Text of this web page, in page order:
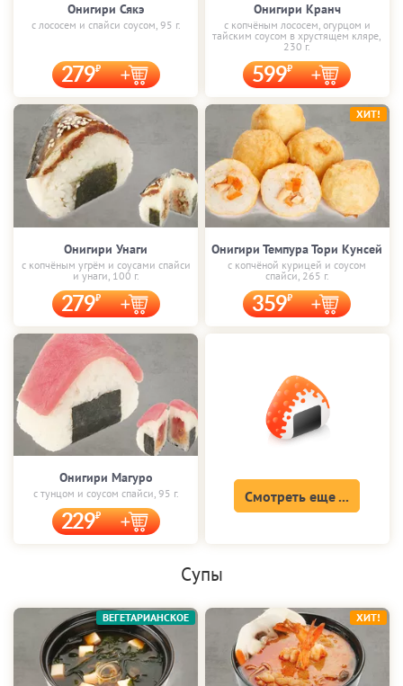
Онигири Сякэ
с лососем и спайси соусом, 95 г.
279
Онигири Кранч
с копчёным лососем, огурцом и
тайским соусом в хрустящем кляре,
230 г.
599
Онигири Унаги
с копчёным угрём и соусами спайси
и унаги, 100 г.
279
Онигири Темпура Тори Кунсей
с копчёной курицей и соусом
спайси, 265 г.
359
ХИТ!
Онигири Магуро
с тунцом и соусом спайси, 95 г.
229
Смотреть еще ...
Супы
ВЕГЕТАРИАНСКОЕ ХИТ!